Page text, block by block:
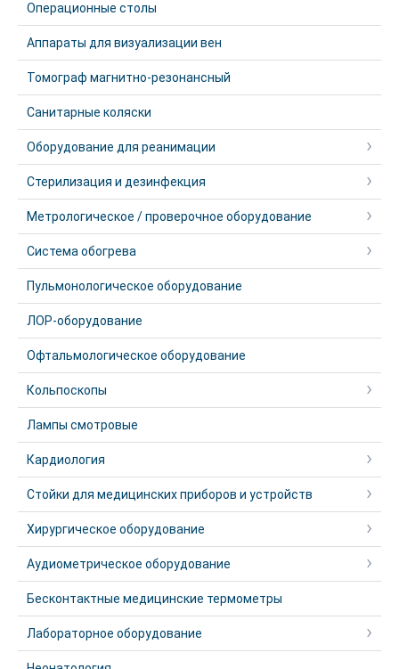
Операционные столы
Аппараты для визуализации вен
Томограф магнитно-резонансный
Санитарные коляски
Оборудование для реанимации
Стерилизация и дезинфекция
Метрологическое / проверочное оборудование
Система обогрева
Пульмонологическое оборудование
ЛОР-оборудование
Офтальмологическое оборудование
Кольпоскопы
Лампы смотровые
Кардиология
Стойки для медицинских приборов и устройств
Хирургическое оборудование
Аудиометрическое оборудование
Бесконтактные медицинские термометры
Лабораторное оборудование